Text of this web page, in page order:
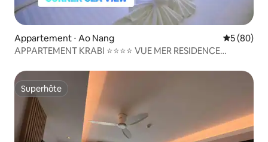
Appartement ⋅ Ao Nang
5 (80)
APPARTEMENT KRABI ⭐⭐⭐⭐ VUE MER RESIDENCE
Superhôte
Superhôte